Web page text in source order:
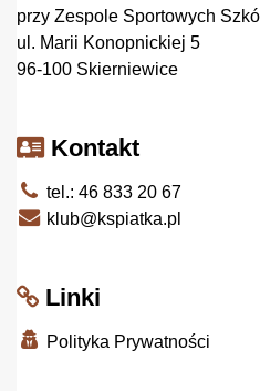
przy Zespole Sportowych
ul. Marii Konopnickiej 5
96-100 Skierniewice
Kontakt
tel.: 46 833 20 67
klub@kspiatka.pl
Linki
Polityka Prywatności